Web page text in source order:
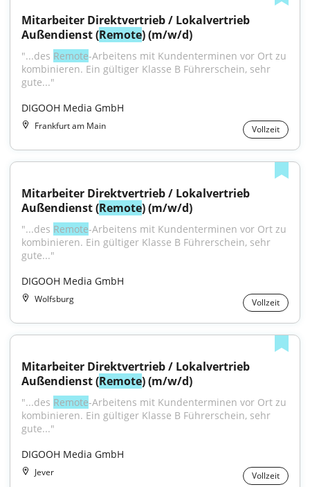
Mitarbeiter Direktvertrieb / Lokalvertrieb
Außendienst (Remote) (m/w/d)
"...des Remote-Arbeitens mit Kundenterminen vor Ort zu
kombinieren. Ein gültiger Klasse B Führerschein, sehr
gute..."
DIGOOH Media GmbH
Frankfurt am Main Vollzeit
Mitarbeiter Direktvertrieb / Lokalvertrieb
Außendienst (Remote) (m/w/d)
"...des Remote-Arbeitens mit Kundenterminen vor Ort zu
kombinieren. Ein gültiger Klasse B Führerschein, sehr
gute..."
DIGOOH Media GmbH
Wolfsburg Vollzeit
Mitarbeiter Direktvertrieb / Lokalvertrieb
Außendienst (Remote) (m/w/d)
"...des Remote-Arbeitens mit Kundenterminen vor Ort zu
kombinieren. Ein gültiger Klasse B Führerschein, sehr
gute..."
DIGOOH Media GmbH
Jever Vollzeit